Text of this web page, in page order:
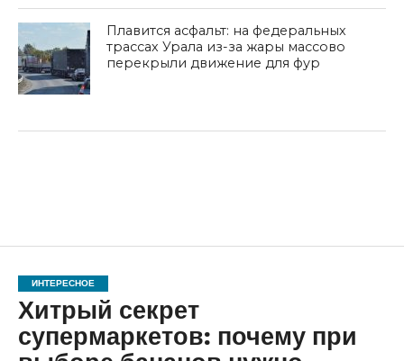
Плавится асфальт: на федеральных
трассах Урала из-за жары массово
перекрыли движение для фур
ИНТЕРЕСНОЕ
Хитрый секрет
супермаркетов: почему при